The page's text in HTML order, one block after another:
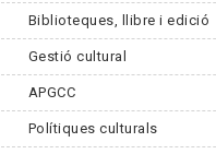
Biblioteques, llibre i edició
Gestió cultural
APGCC
Polítiques culturals